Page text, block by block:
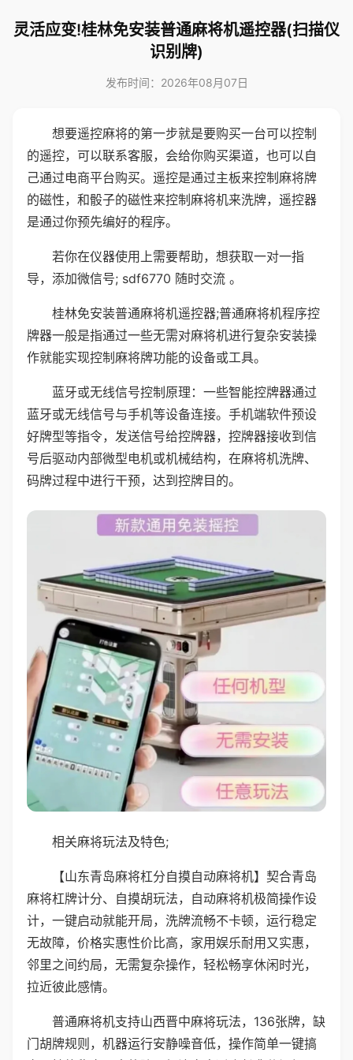
灵活应变!桂林免安装普通麻将机遥控器(扫描仪
识别牌)
发布时间：2026年08月07日
想要遥控麻将的第一步就是要购买一台可以控制
的遥控，可以联系客服，会给你购买渠道，也可以自
己通过电商平台购买。遥控是通过主板来控制麻将牌
的磁性，和骰子的磁性来控制麻将机来洗牌，遥控器
是通过你预先编好的程序。
若你在仪器使用上需要帮助，想获取一对一指
导，添加微信号; sdf6770 随时交流 。
桂林免安装普通麻将机遥控器;普通麻将机程序控
牌器一般是指通过一些无需对麻将机进行复杂安装操
作就能实现控制麻将牌功能的设备或工具。
蓝牙或无线信号控制原理：一些智能控牌器通过
蓝牙或无线信号与手机等设备连接。手机端软件预设
好牌型等指令，发送信号给控牌器，控牌器接收到信
号后驱动内部微型电机或机械结构，在麻将机洗牌、
码牌过程中进行干预，达到控牌目的。
相关麻将玩法及特色;
【山东青岛麻将杠分自摸自动麻将机】契合青岛
麻将杠牌计分、自摸胡玩法，自动麻将机极简操作设
计，一键启动就能开局，洗牌流畅不卡顿，运行稳定
无故障，价格实惠性价比高，家用娱乐耐用又实惠，
邻里之间约局，无需复杂操作，轻松畅享休闲时光，
拉近彼此感情。
普通麻将机支持山西晋中麻将玩法，136张牌，缺
门胡牌规则，机器运行安静噪音低，操作简单一键搞